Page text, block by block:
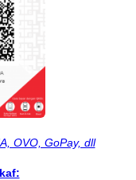
OVO, GoPay, dll